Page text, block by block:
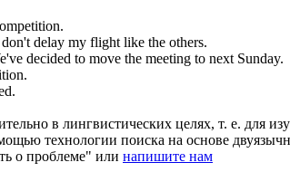
delay my flight like the others.
decided to move the meeting to next Sunday.
.
в лингвистических целях, т. е. для
технологии поиска на основе
о проблеме" или напишите нам